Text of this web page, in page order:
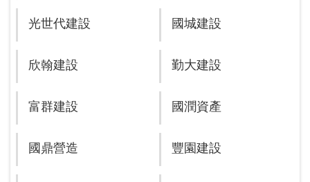
光世代建設 國城建設
欣翰建設 勤大建設
富群建設 國潤資產
國鼎營造 豐園建設